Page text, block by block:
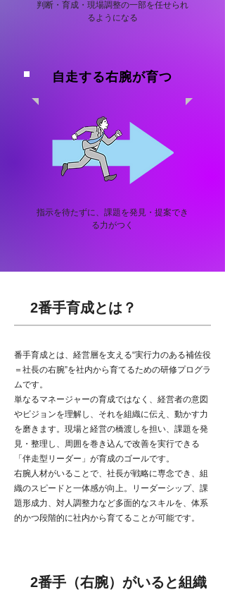
判断・育成・現場調整の一部を任せられ
るようになる
自走する右腕が育つ
指示を待たずに、課題を発見・提案でき
る力がつく
2番手育成とは？
番手育成とは、経営層を支える“実行力のある補佐役
＝社長の右腕”を社内から育てるための研修プログラ
ムです。
単なるマネージャーの育成ではなく、経営者の意図
やビジョンを理解し、それを組織に伝え、動かす力
を磨きます。現場と経営の橋渡しを担い、課題を発
見・整理し、周囲を巻き込んで改善を実行できる
「伴走型リーダー」が育成のゴールです。
右腕人材がいることで、社長が戦略に専念でき、組
織のスピードと一体感が向上。リーダーシップ、課
題形成力、対人調整力など多面的なスキルを、体系
的かつ段階的に社内から育てることが可能です。
2番手（右腕）がいると組織